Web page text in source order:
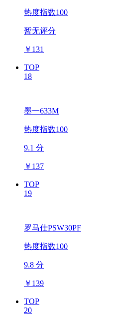
热度指数100
暂无评分
￥ 131
TOP
18
墨一633M
热度指数100
9.1 分
￥ 137
TOP
19
罗马仕PSW30PF
热度指数100
9.8 分
￥ 139
TOP
20